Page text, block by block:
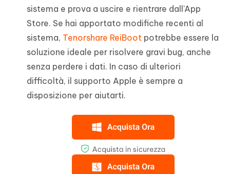
sistema e prova a uscire e rientrare dall'App
Store. Se hai apportato modifiche recenti al
sistema, Tenorshare ReiBoot potrebbe essere la
soluzione ideale per risolvere gravi bug, anche
senza perdere i dati. In caso di ulteriori
difficoltà, il supporto Apple è sempre a
disposizione per aiutarti.